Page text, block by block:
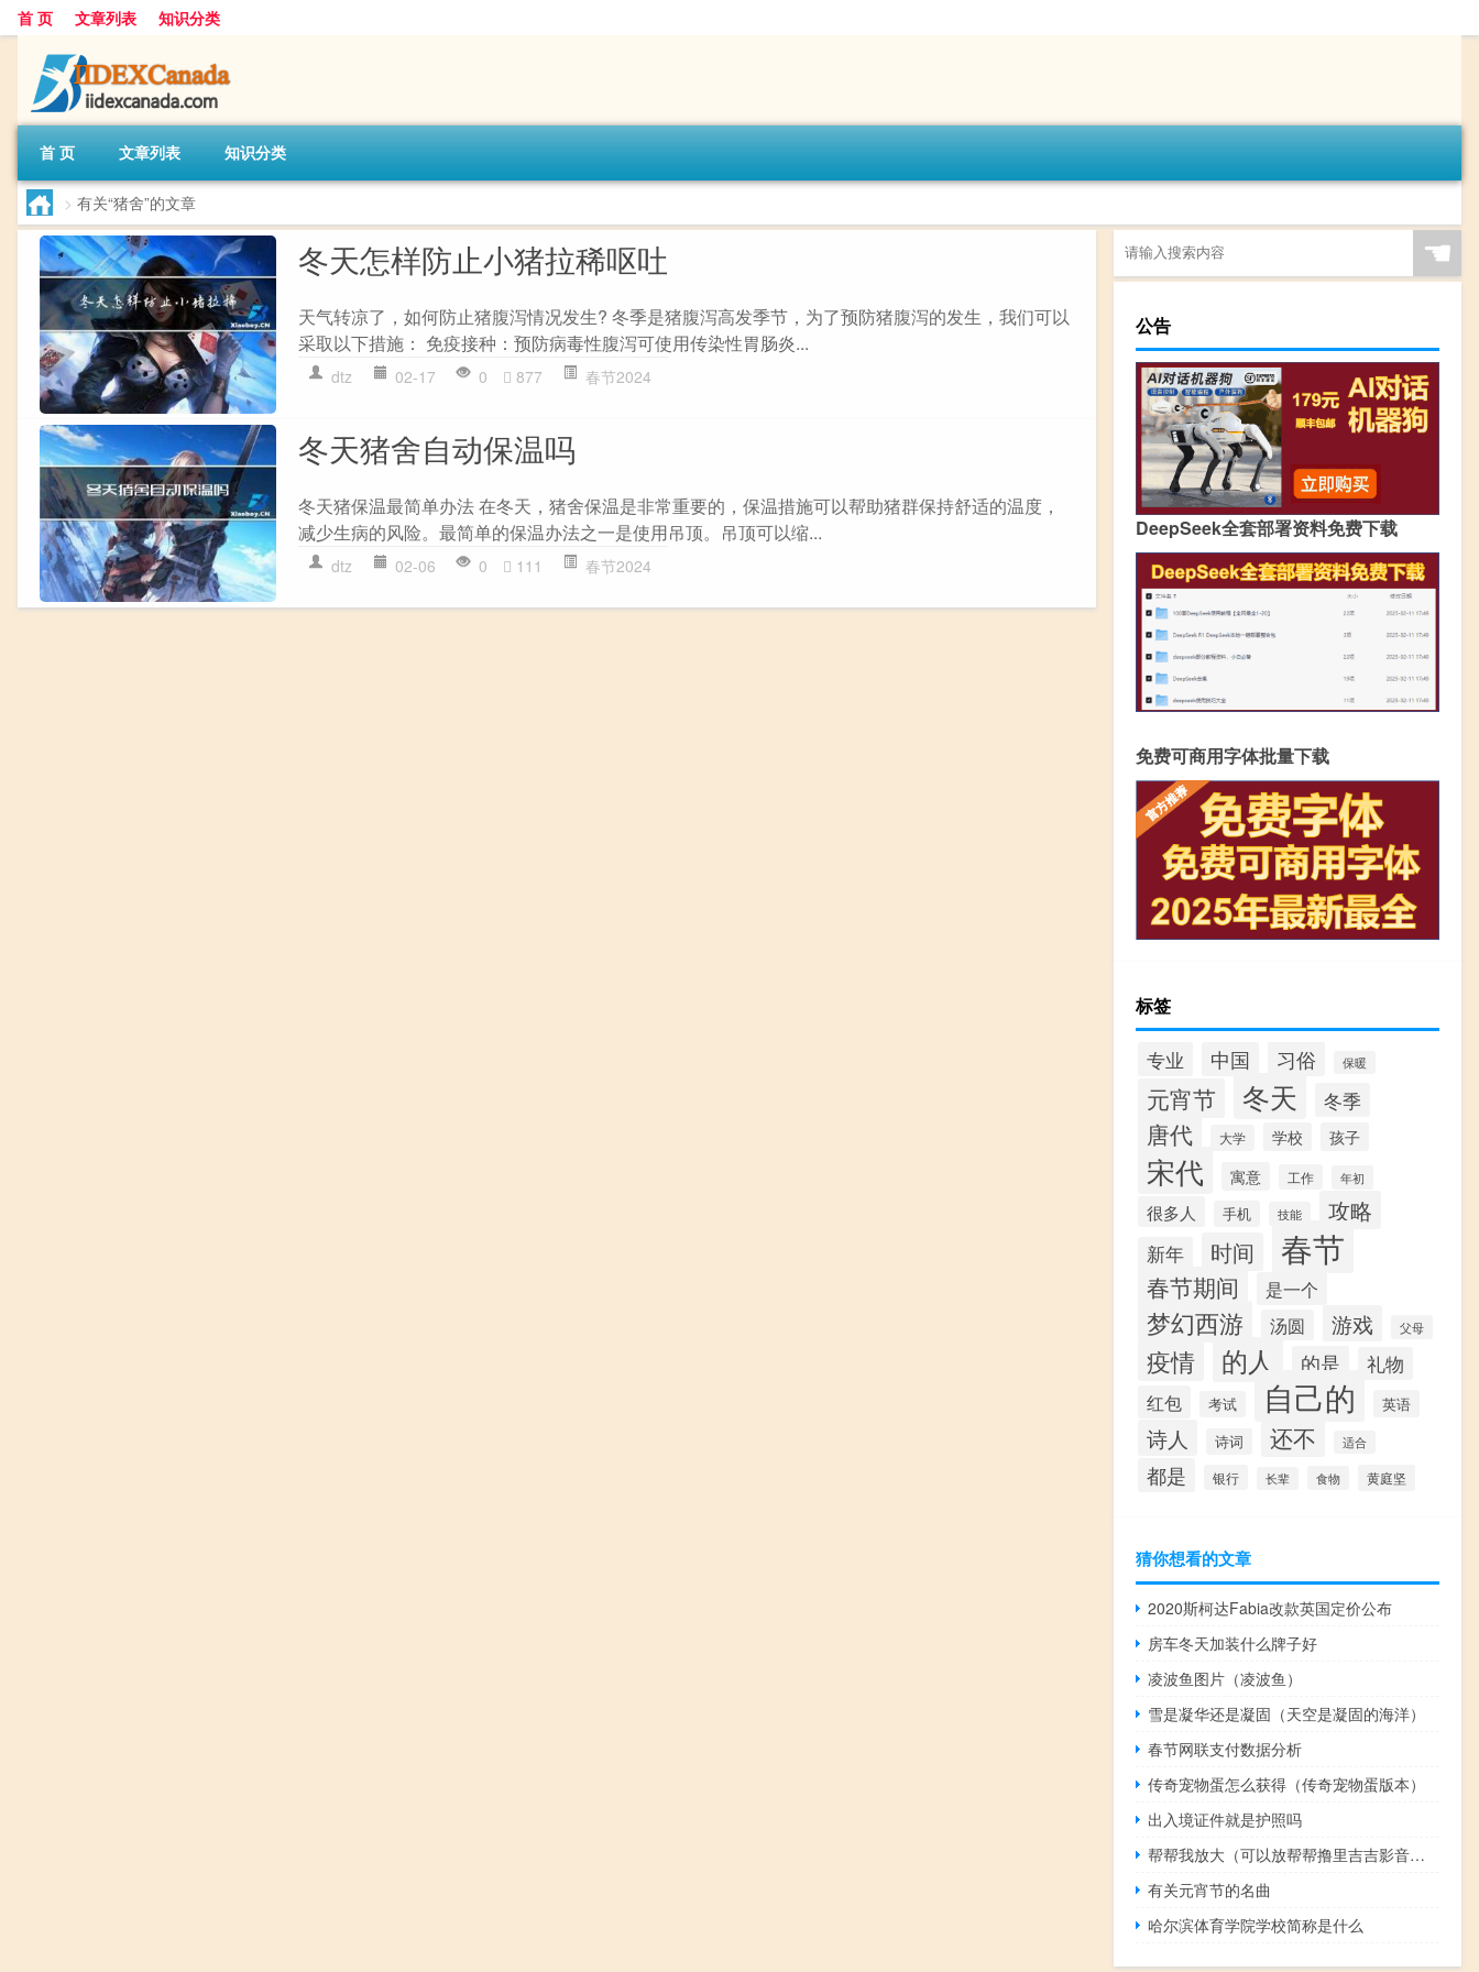
首 页 文章列表 知识分类
首 页 文章列表 知识分类
> 有关“猪舍”的文章
冬天怎样防止小猪拉稀呕吐
天气转凉了，如何防止猪腹泻情况发生? 冬季是猪腹泻高发季节，为了预防猪腹泻的发生，我们可以
采取以下措施： 免疫接种：预防病毒性腹泻可使用传染性胃肠炎...
dtz 02-17 0 877 春节2024
冬天猪舍自动保温吗
冬天猪保温最简单办法 在冬天，猪舍保温是非常重要的，保温措施可以帮助猪群保持舒适的温度，
减少生病的风险。最简单的保温办法之一是使用吊顶。吊顶可以缩...
dtz 02-06 0 111 春节2024
☚
公告
DeepSeek全套部署资料免费下载
免费可商用字体批量下载
标签
专业 中国 习俗 保暖
元宵节 冬天 冬季
唐代 大学 学校 孩子
宋代 寓意 工作 年初
很多人 手机 技能 攻略
新年 时间 春节
春节期间 是一个
梦幻西游 汤圆 游戏 父母
疫情 的人 的是
礼物
红包
考试 自己的 英语
诗人 诗词 还不 适合
都是 银行 长辈 食物 黄庭坚
猜你想看的文章
2020斯柯达Fabia改款英国定价公布
房车冬天加装什么牌子好
凌波鱼图片（凌波鱼）
雪是凝华还是凝固（天空是凝固的海洋）
春节网联支付数据分析
传奇宠物蛋怎么获得（传奇宠物蛋版本）
出入境证件就是护照吗
帮帮我放大（可以放帮帮撸里吉吉影音是什么版）
有关元宵节的名曲
哈尔滨体育学院学校简称是什么